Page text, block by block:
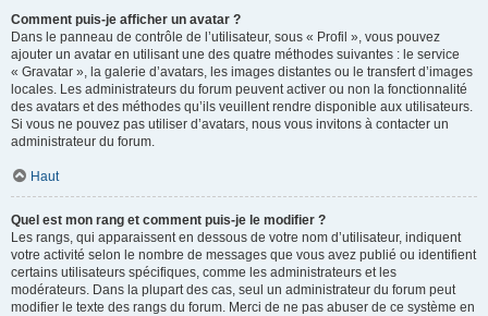
Comment puis-je afficher un avatar ?
Dans le panneau de contrôle de l’utilisateur, sous « Profil », vous pouvez
ajouter un avatar en utilisant une des quatre méthodes suivantes : le service
« Gravatar », la galerie d’avatars, les images distantes ou le transfert d’images
locales. Les administrateurs du forum peuvent activer ou non la fonctionnalité
des avatars et des méthodes qu’ils veuillent rendre disponible aux utilisateurs.
Si vous ne pouvez pas utiliser d’avatars, nous vous invitons à contacter un
administrateur du forum.
Haut
Quel est mon rang et comment puis-je le modifier ?
Les rangs, qui apparaissent en dessous de votre nom d’utilisateur, indiquent
votre activité selon le nombre de messages que vous avez publié ou identifient
certains utilisateurs spécifiques, comme les administrateurs et les
modérateurs. Dans la plupart des cas, seul un administrateur du forum peut
modifier le texte des rangs du forum. Merci de ne pas abuser de ce système en